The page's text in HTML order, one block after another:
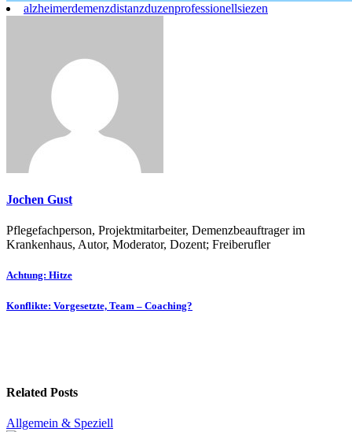
alzheimerdemenzdistanzduzenprofessionellsiezen
Jochen Gust
Pflegefachperson, Projektmitarbeiter, Demenzbeauftrager im
Krankenhaus, Autor, Moderator, Dozent; Freiberufler
Beitragsnavigation
Achtung: Hitze
Konflikte: Vorgesetzte, Team – Coaching?
Related Posts
Allgemein & Speziell